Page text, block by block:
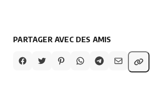
PARTAGER AVEC DES AMIS